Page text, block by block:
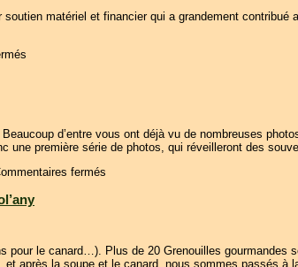
matériel et financier qui a grandement
d’entre vous ont déjà vu de nombreuses
une première série de photos, qui réveilleront des
fermés
pour le canard…). Plus de 20 Grenouilles gourmandes
après la soupe et le canard, nous sommes passés à